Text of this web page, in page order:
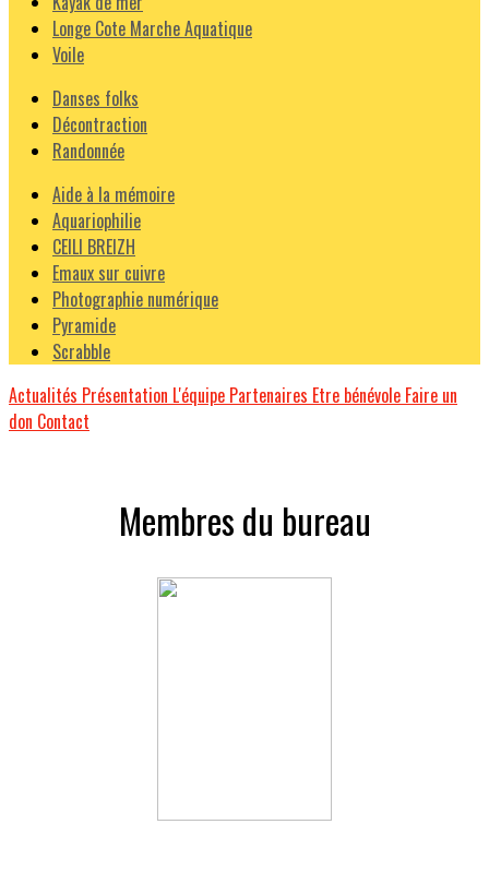
Longe Cote Marche Aquatique
Voile
Danses folks
Décontraction
Randonnée
Aide à la mémoire
Aquariophilie
CEILI BREIZH
Emaux sur cuivre
Photographie numérique
Pyramide
Scrabble
Actualités Présentation L'équipe Partenaires Etre bénévole Faire un
don Contact
Membres du bureau